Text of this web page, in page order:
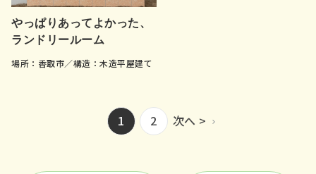
やっぱりあってよかった、
ランドリールーム
場所：香取市／構造：木造平屋建て
1 2 次へ >